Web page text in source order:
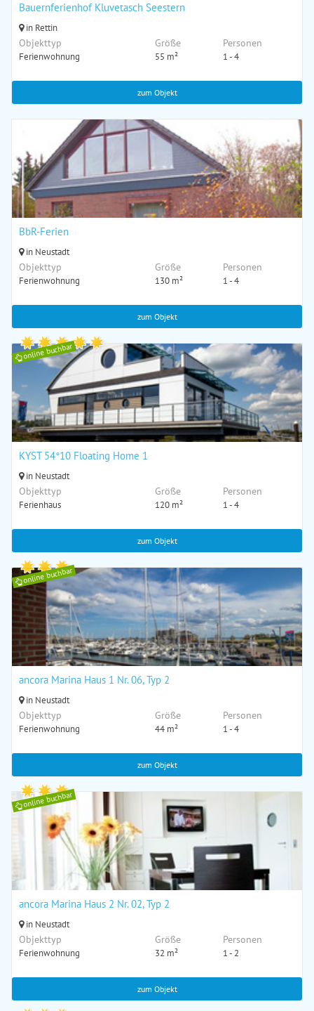
Bauernferienhof Kluvetasch Seestern
in Rettin
Objekttyp
Ferienwohnung
Größe
55 m²
Personen
1 - 4
zum Objekt
BbR-Ferien
in Neustadt
Objekttyp
Ferienwohnung
Größe
130 m²
Personen
1 - 4
zum Objekt
online buchbar
KYST 54°10 Floating Home 1
in Neustadt
Objekttyp
Ferienhaus
Größe
120 m²
Personen
1 - 4
zum Objekt
online buchbar
ancora Marina Haus 1 Nr. 06, Typ 2
in Neustadt
Objekttyp
Ferienwohnung
Größe
44 m²
Personen
1 - 4
zum Objekt
online buchbar
ancora Marina Haus 2 Nr. 02, Typ 2
in Neustadt
Objekttyp
Ferienwohnung
Größe
32 m²
Personen
1 - 2
zum Objekt